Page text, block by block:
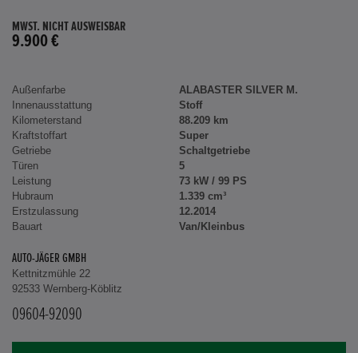
MWST. NICHT AUSWEISBAR
9.900 €
Außenfarbe
ALABASTER SILVER M.
Innenausstattung
Stoff
Kilometerstand
88.209 km
Kraftstoffart
Super
Getriebe
Schaltgetriebe
Türen
5
Leistung
73 kW / 99 PS
Hubraum
1.339 cm³
Erstzulassung
12.2014
Bauart
Van/Kleinbus
AUTO-JÄGER GMBH
Kettnitzmühle 22
92533 Wernberg-Köblitz
09604-92090